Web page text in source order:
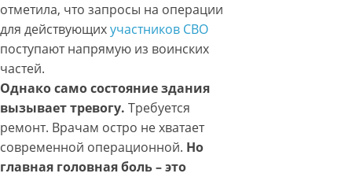
отметила, что запросы на операции
для действующихучастников СВО
поступают напрямую из воинских
частей.
Однако само состояние здания
вызывает тревогу. Требуется
ремонт. Врачам остро не хватает
современной операционной. Но
главная головная боль – это